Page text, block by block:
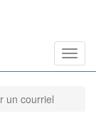
un courriel